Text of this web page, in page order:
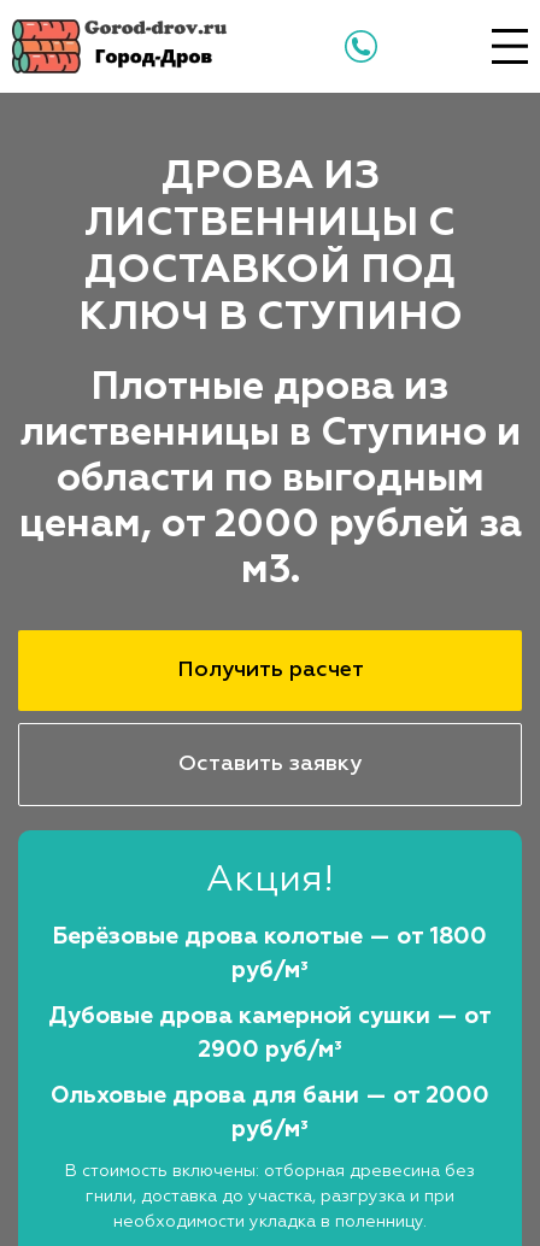
ДРОВА ИЗ
ЛИСТВЕННИЦЫ С
ДОСТАВКОЙ ПОД
КЛЮЧ В СТУПИНО
Плотные дрова из
лиственницы в Ступино и
области по выгодным
ценам, от 2000 рублей за
м3.
Получить расчет
Оставить заявку
Акция!
Берёзовые дрова колотые — от 1800
руб/м³
Дубовые дрова камерной сушки — от
2900 руб/м³
Ольховые дрова для бани — от 2000
руб/м³
В стоимость включены: отборная древесина без
гнили, доставка до участка, разгрузка и при
необходимости укладка в поленницу.